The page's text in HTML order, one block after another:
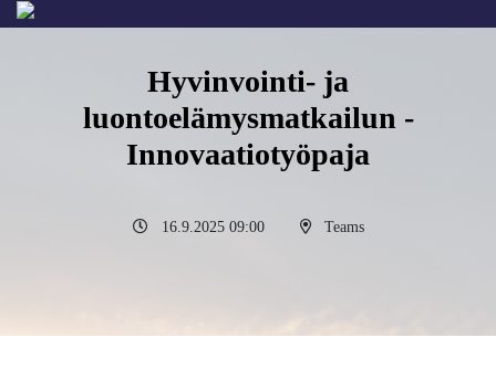
Hyvinvointi- ja
luontoelämysmatkailun -
Innovaatiotyöpaja
16.9.2025 09:00 Teams